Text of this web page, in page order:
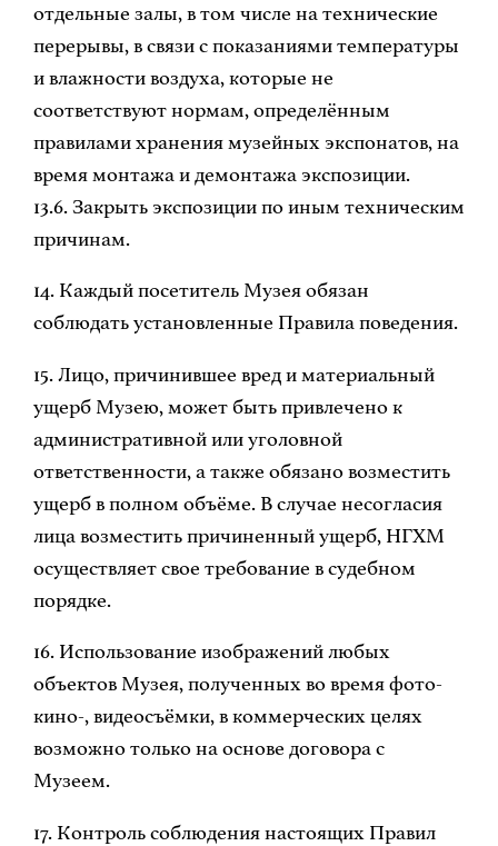
отдельные залы, в том числе на технические
перерывы, в связи с показаниями температуры
и влажности воздуха, которые не
соответствуют нормам, определённым
правилами хранения музейных экспонатов, на
время монтажа и демонтажа экспозиции.
13.6. Закрыть экспозиции по иным техническим
причинам.
14. Каждый посетитель Музея обязан
соблюдать установленные Правила поведения.
15. Лицо, причинившее вред и материальный
ущерб Музею, может быть привлечено к
административной или уголовной
ответственности, а также обязано возместить
ущерб в полном объёме. В случае несогласия
лица возместить причиненный ущерб, НГХМ
осуществляет свое требование в судебном
порядке.
16. Использование изображений любых
объектов Музея, полученных во время фото-
кино-, видеосъёмки, в коммерческих целях
возможно только на основе договора с
Музеем.
17. Контроль соблюдения настоящих Правил